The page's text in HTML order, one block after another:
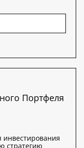
Портфеля
инвестирования
стратегию